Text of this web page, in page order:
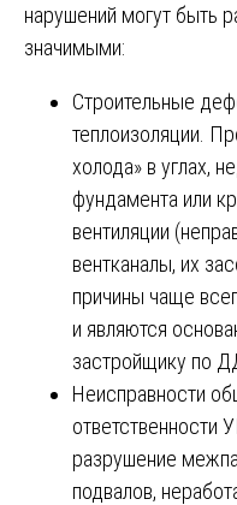
нарушений могут быть
значимыми:
Строительные
теплоизоляции.
холода» в углах,
фундамента или
вентиляции
вентканалы, их
причины чаще
и являются
застройщику по
Неисправности
ответственности
разрушение
подвалов,